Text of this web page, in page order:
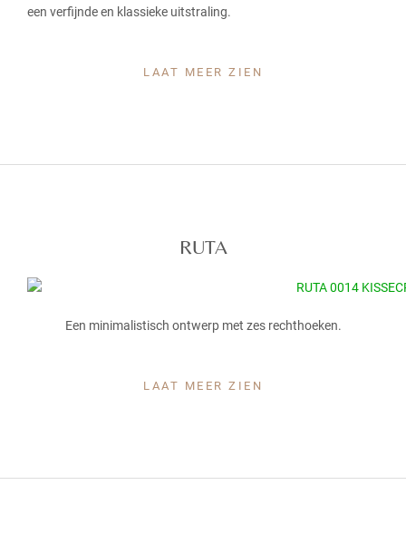
een verfijnde en klassieke uitstraling.
LAAT MEER ZIEN
RUTA
Een minimalistisch ontwerp met zes rechthoeken.
LAAT MEER ZIEN